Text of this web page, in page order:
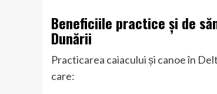
Beneficiile practice și de
Dunării
Practicarea caiacului și canoe în
care: